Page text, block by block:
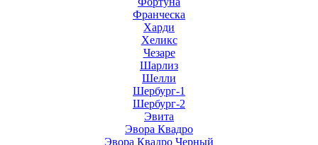
Франческа
Харди
Хеликс
Чезаре
Шарлиз
Шелли
Шербург-1
Шербург-2
Эвита
Эвора Квадро
Эвора Квадро Черный